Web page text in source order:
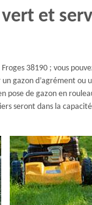
et
38190 ; vous
gazon d’agrément ou
pose de gazon en
seront dans la